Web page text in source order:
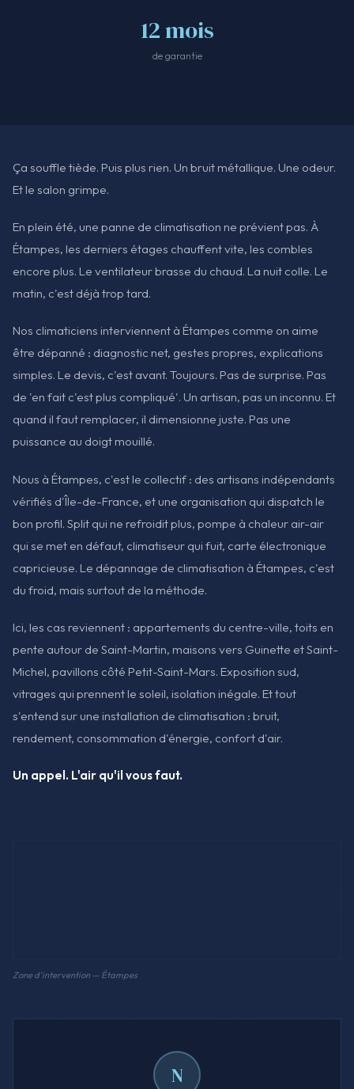
12 mois
de garantie
Ça souffle tiède. Puis plus rien. Un bruit métallique. Une odeur.
Et le salon grimpe.
En plein été, une panne de climatisation ne prévient pas. À
Étampes, les derniers étages chauffent vite, les combles
encore plus. Le ventilateur brasse du chaud. La nuit colle. Le
matin, c'est déjà trop tard.
Nos climaticiens interviennent à Étampes comme on aime
être dépanné : diagnostic net, gestes propres, explications
simples. Le devis, c'est avant. Toujours. Pas de surprise. Pas
de 'en fait c'est plus compliqué'. Un artisan, pas un inconnu. Et
quand il faut remplacer, il dimensionne juste. Pas une
puissance au doigt mouillé.
Nous à Étampes, c'est le collectif : des artisans indépendants
vérifiés d'Île-de-France, et une organisation qui dispatch le
bon profil. Split qui ne refroidit plus, pompe à chaleur air-air
qui se met en défaut, climatiseur qui fuit, carte électronique
capricieuse. Le dépannage de climatisation à Étampes, c'est
du froid, mais surtout de la méthode.
Ici, les cas reviennent : appartements du centre-ville, toits en
pente autour de Saint-Martin, maisons vers Guinette et Saint-
Michel, pavillons côté Petit-Saint-Mars. Exposition sud,
vitrages qui prennent le soleil, isolation inégale. Et tout
s'entend sur une installation de climatisation : bruit,
rendement, consommation d'énergie, confort d'air.
Un appel. L'air qu'il vous faut.
Zone d'intervention — Étampes
N